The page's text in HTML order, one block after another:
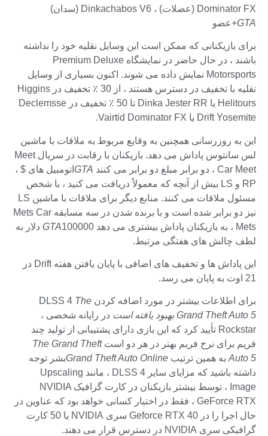
Dominator FX (عضلات) ، Dinkachabos V6 (سدان)
GTA+عضو
برای بازیکنانی که ممکن است این وسایل نقلیه خود را نداشته
باشند ، در حال حاضر در نمایشگاه Premium Deluxe
Motorsports نمایش داده می شوند. اکنون بسیاری از وسایل
نقلیه با تخفیف در دسترس هستند ، از 30 ٪ تخفیف در Higgins
Helitours یا Dinka Jester RR تا 50 ٪ تخفیف در Declemsse
Drift Yosemite یا Vairtid Dominator FX.
این به روزرسانی همچنین به وقایع مربوط به ملاقات با ماشین
لس سانتوس پاداش می دهد. بازیکنان با رقابت در سریال Meet
Car Meet ، دو برابر مبلغ دو برابر می کنند
GTA اتومبیل های $ ،
RP و LS بیش از آنچه که معمولاً دریافت می کنید ، با شخص
مسئول ملاقات می کنند. منابع دیگر برای ملاقات با ماشین LS
نیز دو برابر شده است و با برنده شدن در سه مسابقه Mets Car
Mets ، به بازیکنان پاداش بیشتری می دهد
GTA 100000 دلار به
لطف چالش های هفتگی مرتبط.
این پاداش ها و تخفیف های اضافی با پایان یافتن هفته Drift در
21 اوت به پایان می رسد.
برای اطلاعات بیشتر در مورد اضافه کردن DLSS 4 The
Grand Theft Auto 5 بهبود یافته است
در رایانه شخصی ،
Rockstar تأیید کرد که این بازی دارای پشتیبانی از تولید چند
فریم برای نرخ فریم بهتر در هر دو استThe Grand Theft
Auto 5 به همین ترتیب Grand Theft Auto Onlineبشر توجه
داشته باشید که مزایای سایر DLSS 4 ، مانند Upscaling
Image ، توسط بیشتر بازیکنان در کارت گرافیک NVIDIA
GeForce RTX ، فقط در اختیار کسانی خواهد بود که عناوین در
حال اجرا را در Geforce RTX 40 سری NVIDIA یا 50 کارت
گرافیکی سری NVIDIA در دسترس قرار می دهند.